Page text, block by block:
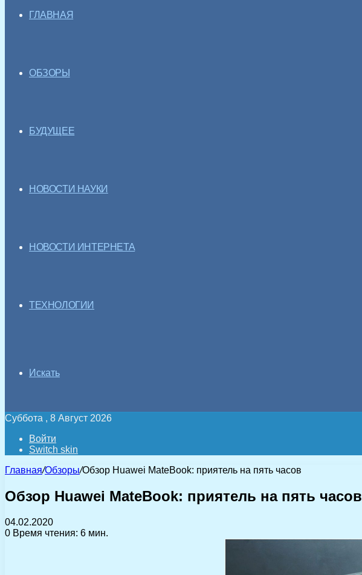
ГЛАВНАЯ
ОБЗОРЫ
БУДУЩЕЕ
НОВОСТИ НАУКИ
НОВОСТИ ИНТЕРНЕТА
ТЕХНОЛОГИИ
Искать
Суббота , 8 Август 2026
Войти
Switch skin
Главная/Обзоры/Обзор Huawei MateBook: приятель на пять часов
Обзор Huawei MateBook: приятель на пять часов
04.02.2020
0 Время чтения: 6 мин.